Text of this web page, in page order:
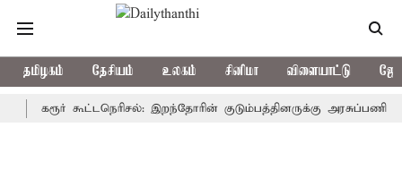
தமிழகம் தேசியம் உலகம் சினிமா விளையாட்டு
கரூர் கூட்டநெரிசல்: இறந்தோரின் குடும்பத்தினருக்கு அரசுப்பணி